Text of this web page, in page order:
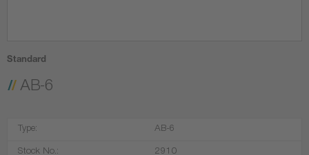
Standard
AB-6
Type: AB-6
Stock No.: 2910